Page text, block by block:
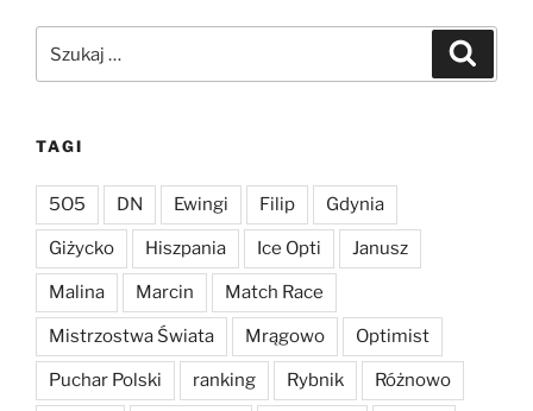
TAGI
5O5 DN Ewingi Filip Gdynia
Giżycko Hiszpania Ice Opti Janusz
Malina Marcin Match Race
Mistrzostwa Świata Mrągowo Optimist
Puchar Polski ranking Rybnik Różnowo